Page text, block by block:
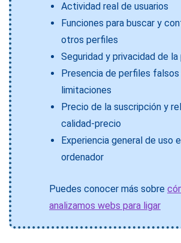
Actividad real de usuarios
Funciones para buscar y
otros perfiles
Seguridad y privacidad de
Presencia de perfiles falsos
limitaciones
Precio de la suscripción y
calidad-precio
Experiencia general de uso
ordenador
Puedes conocer más sobre
analizamos webs para ligar